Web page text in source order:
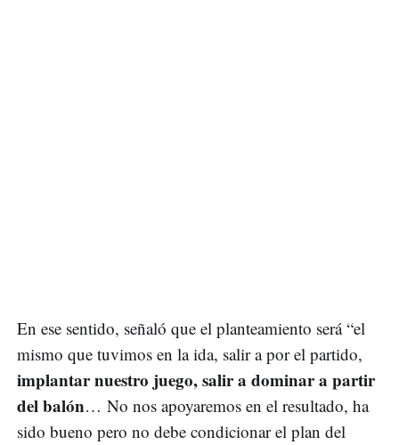
En ese sentido, señaló que el planteamiento será “el
mismo que tuvimos en la ida, salir a por el partido,
implantar nuestro juego, salir a dominar a partir
del balón… No nos apoyaremos en el resultado, ha
sido bueno pero no debe condicionar el plan del